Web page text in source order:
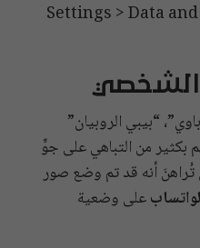
Settings > Data
الشخصي
“بيبي الروبيان”
بكثير من التباهي على جوٍّ
تُراهنَ أنه قد تم وضع صور
على وضعية